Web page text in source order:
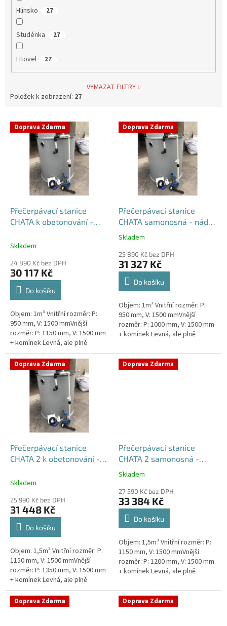
Hlinsko 27
Studénka 27
Litovel 27
VYMAZAT FILTRY
Položek k zobrazení: 27
V Doprava Zdarma
Přečerpávací stanice
CHATA k obetonování -
Skladem
24 890 Kč bez DPH
30 117 Kč
Do košíku
Objem: 1m³ Vnitřní rozměr: P:
950 mm, V: 1500 mmVnější
rozměr: P: 1150 mm, V: 1500 mm
+ komínek Levná, ale plně
funkční přečerpávací stanice
určená k chatám, zahradám,
sklepům,...
Doprava Zdarma
Přečerpávací stanice
CHATA samonosná - nádrž
1m3
Průměrné
produktu
je
5,0
hvězdiček.
Skladem
25 890 Kč bez DPH
31 327 Kč
Do košíku
Objem: 1m³ Vnitřní rozměr: P:
950 mm, V: 1500 mmVnější
rozměr: P: 1000 mm, V: 1500 mm
+ komínek Levná, ale plně
určená k chatám, zahradám,
sklepům,...
Doprava Zdarma
Přečerpávací stanice
CHATA 2 k obetonování -
Skladem
25 990 Kč bez DPH
31 448 Kč
Do košíku
Objem: 1,5m³ Vnitřní rozměr: P:
1150 mm, V: 1500 mmVnější
rozměr: P: 1350 mm, V: 1500 mm
+ komínek Levná, ale plně
funkční přečerpávací stanice
určená k chatám, zahradám,...
Doprava Zdarma
Přečerpávací stanice
CHATA 2 samonosná -
nádrž 1,5m3
Průměrné
produktu
je
5,0
hvězdiček.
Skladem
27 590 Kč bez DPH
33 384 Kč
Do košíku
Objem: 1,5m³ Vnitřní rozměr: P:
1150 mm, V: 1500 mmVnější
rozměr: P: 1200 mm, V: 1500 mm
+ komínek Levná, ale plně
určená k chatám, zahradám,...
Doprava Zdarma Doprava Zdarma